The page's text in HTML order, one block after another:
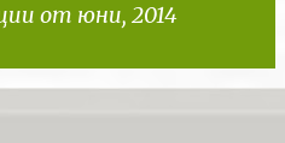
от юни, 2014